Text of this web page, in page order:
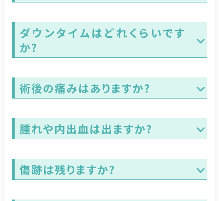
ダウンタイムはどれくらいです
か?
術後の痛みはありますか?
腫れや内出血は出ますか?
傷跡は残りますか?